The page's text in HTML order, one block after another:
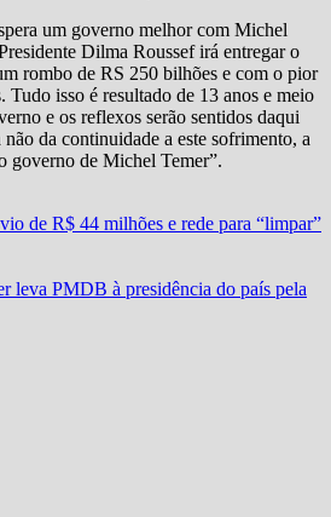
um governo melhor com Michel
Dilma Roussef irá entregar o
rombo de RS 250 bilhões e com o pior
Tudo isso é resultado de 13 anos e meio
e os reflexos serão sentidos daqui
da continuidade a este sofrimento, a
governo de Michel Temer”.
de R$ 44 milhões e rede para “limpar”
leva PMDB à presidência do país pela